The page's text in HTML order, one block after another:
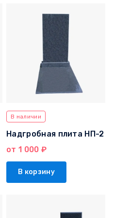
В наличии
Надгробная плита НП-2
от 1 000 ₽
В корзину